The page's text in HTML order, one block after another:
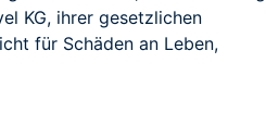
KG, ihrer gesetzlichen
für Schäden an Leben,